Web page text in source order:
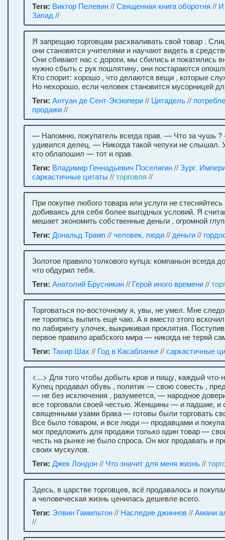
Теги: Виктор Пелевин//Священная книга оборотня //
Запад //
Я запрещаю торговцам расхваливать свой товар .
они становятся учителями и научают видеть в
Они сбивают нас с дороги, мы сбились и покатились
нужно сбыть с рук пошлятину, они постараются
Кто спорит: хорошо , что делаются вещи , которые
Но нехорошо, если человек становится мусорницей
Теги: Антуан де Сент-Экзюпери// Цитадель//
продажи//
— Напомню, покупатель всегда прав. — Что за чушь
удивился делец. — Никогда такой чепухи не слышал.
кто облапошил — тот и прав.
Теги: Владимир Геннадьевич Поселягин//Зург.
саркастичные цитаты //торговля //
При покупке любого товара или услуги не стесняйтесь
добиваясь для себя более выгодных условий. Я
мешает экономить собственные деньги , огромной
Теги: Дональд Трамп //человек, люди// деньги//
Золотое правило толкового купца: компаньон всегда
что обдурил тебя.
Теги: Анатолий Брусникин// Герой иного времени//
Торговаться по-восточному я, увы, не умел. Мне
не торопясь выпить ещё чаю. А я вместо этого
по лабиринту улочек, выкрикивая проклятия.
первое правило арабского мира — никогда не теряй
Теги: Тахир Шах // Год в Касабланке//саркастичные
<...> Для того чтобы добыть кров и пищу, каждый что-
Купец продавал обувь , политик — свою совесть ,
— не без исключения , разумеется, — народное
все торговали своей честью. Женщины — и падшие, и
священными узами брака — готовы были торговать
Все было товаром, и все люди — продавцами и
мог предложить для продажи только один товар —
честь на рынке не было спроса. Он мог продавать и
своих мускулов.
Теги: Джек Лондон// Что значит для меня жизнь//
Здесь, в царстве торговцев, всё продавалось и
а человеческая жизнь ценилась дешевле всего.
Теги: Элвин Гамильтон// Наследие джиннов//Амани
//